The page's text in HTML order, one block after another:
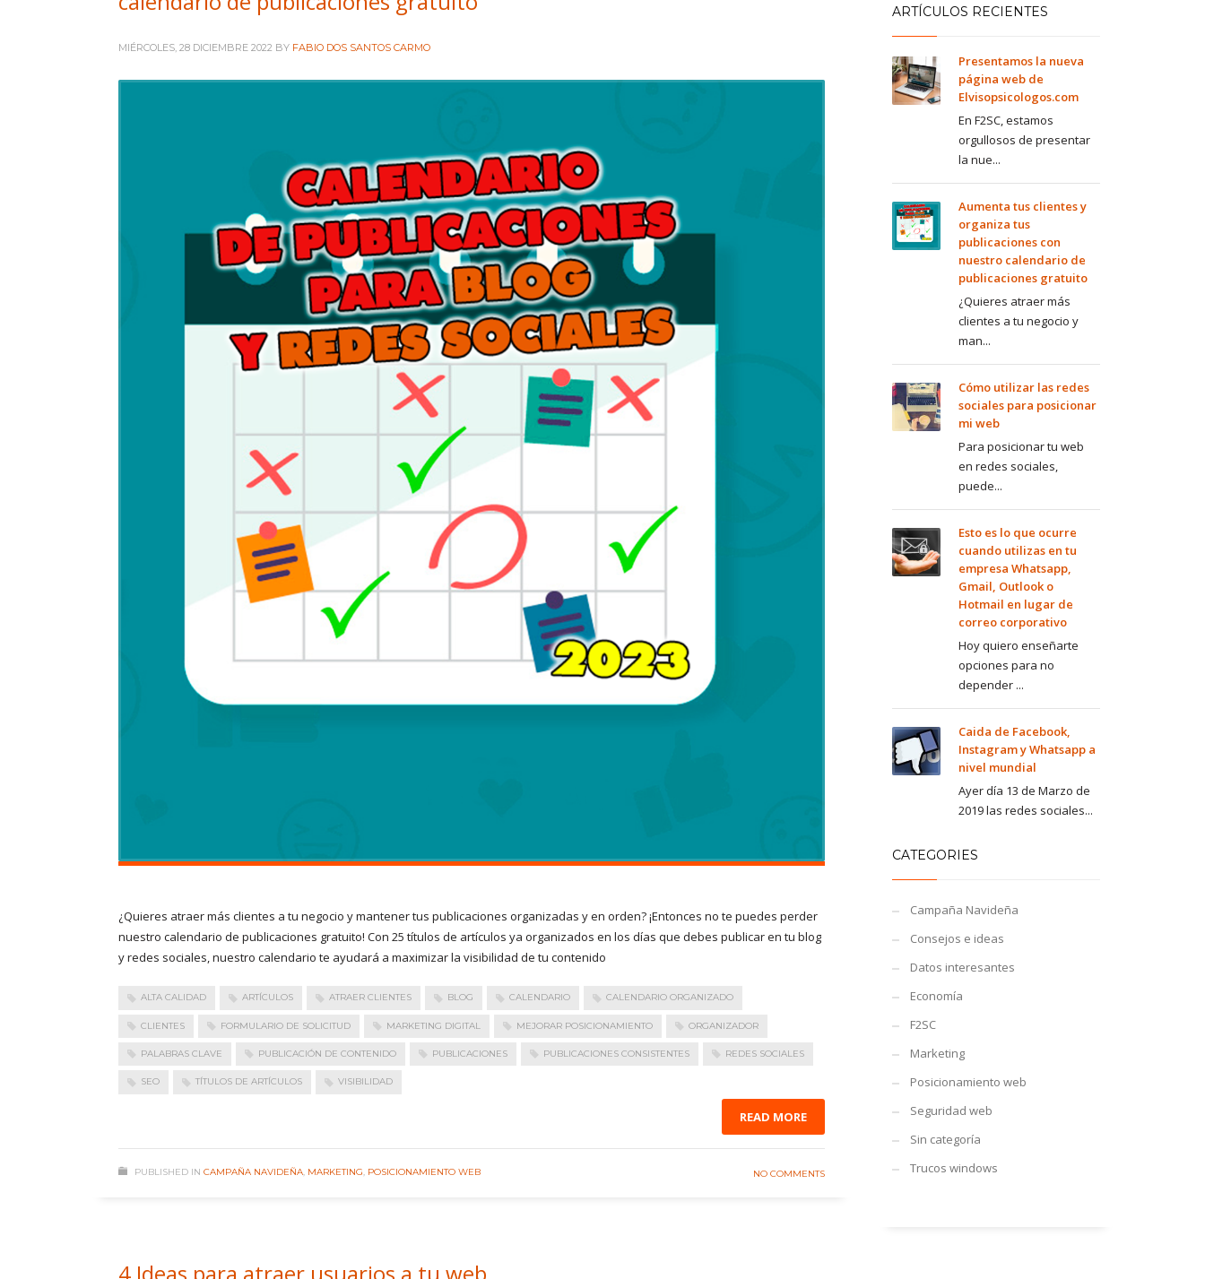
Intranet Técnicos
+ INFORMACIÓN
MIÉRCOLES, 28 DICIEMBRE 2022 BY FABIO DOS SANTOS CARMO
¿Quieres atraer más clientes a tu negocio y mantener tus publicaciones organizadas y en orden? ¡Entonces no te puedes perder
nuestro calendario de publicaciones gratuito! Con 25 títulos de artículos ya organizados en los días que debes publicar en tu blog
y redes sociales, nuestro calendario te ayudará a maximizar la visibilidad de tu contenido
ALTA CALIDAD ARTÍCULOS ATRAER CLIENTES BLOG CALENDARIO CALENDARIO ORGANIZADO
CLIENTES FORMULARIO DE SOLICITUD MARKETING DIGITAL MEJORAR POSICIONAMIENTO ORGANIZADOR
PALABRAS CLAVE PUBLICACIÓN DE CONTENIDO PUBLICACIONES PUBLICACIONES CONSISTENTES REDES SOCIALES
SEO TÍTULOS DE ARTÍCULOS VISIBILIDAD
READ MORE
PUBLISHED IN CAMPAÑA NAVIDEÑA, MARKETING, POSICIONAMIENTO WEB NO COMMENTS
4 Ideas para atraer usuarios a tu web
ARTÍCULOS RECIENTES
Presentamos la nueva
página web de
Elvisopsicologos.com
En F2SC, estamos
orgullosos de presentar
la nue...
Aumenta tus clientes y
organiza tus
publicaciones con
nuestro calendario de
publicaciones gratuito
¿Quieres atraer más
clientes a tu negocio y
man...
Cómo utilizar las redes
sociales para posicionar
mi web
Para posicionar tu web
en redes sociales,
puede...
Esto es lo que ocurre
cuando utilizas en tu
empresa Whatsapp,
Gmail, Outlook o
Hotmail en lugar de
correo corporativo
Hoy quiero enseñarte
opciones para no
depender ...
Caida de Facebook,
Instagram y Whatsapp a
nivel mundial
Ayer día 13 de Marzo de
2019 las redes sociales...
CATEGORIES
Campaña Navideña
Consejos e ideas
Datos interesantes
Economía
F2SC
Marketing
Posicionamiento web
Seguridad web
Sin categoría
Trucos windows